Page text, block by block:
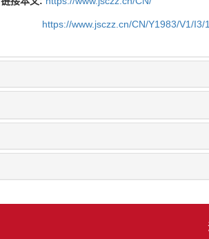
https://www.jsczz.cn/CN/Y1983/V1/I3/